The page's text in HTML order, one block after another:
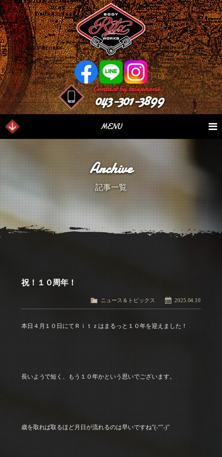
Contact by telephone.
043-301-3899
MENU
Our Serivce
業務内容 在庫車情報
Parts Sales
パーツ情報 Case Study
作業日誌
Blog
つぶやき Factory
会社概要
Archive
記事一覧
祝！１０周年！
2025.04.10
ニュース＆トピックス
本日４月１０日にてＲｉｔｚはまるっと１０年を迎えました！
長いようで短く、もう１０年かという思いでございます。
歳を取れば取るほど月日が流れるのは早いですね”(-“”-)”